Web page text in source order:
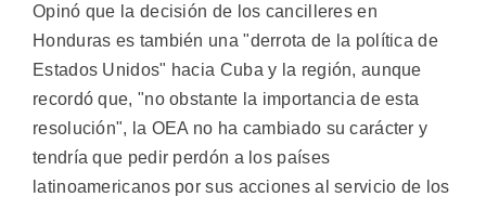
Opinó que la decisión de los cancilleres en
Honduras es también una "derrota de la política de
Estados Unidos" hacia Cuba y la región, aunque
recordó que, "no obstante la importancia de esta
resolución", la OEA no ha cambiado su carácter y
tendría que pedir perdón a los países
latinoamericanos por sus acciones al servicio de los